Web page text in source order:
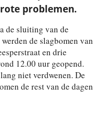
problemen.
de sluiting van de
de slagbomen van
en drie
12.00 uur geopend.
niet verdwenen. De
de rest van de dagen